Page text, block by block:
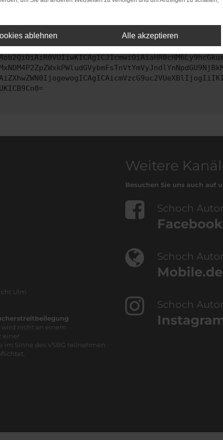
das Problem zu beheben. Du kannst uns diesen
Ulm
wird nicht an einem
einer
Sinne des VSBG teilnehmen
Weitere
Besuchen Sie uns auch auf
Schoch
Facebook
Schoch
Mobile.de
Schoch
ablehnen Alle akzeptieren